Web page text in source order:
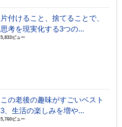
片付けること、捨てることで、
思考を現実化する3つの...
5,833ビュー
この老後の趣味がすごいベスト
3、生活の楽しみを増や...
5,760ビュー